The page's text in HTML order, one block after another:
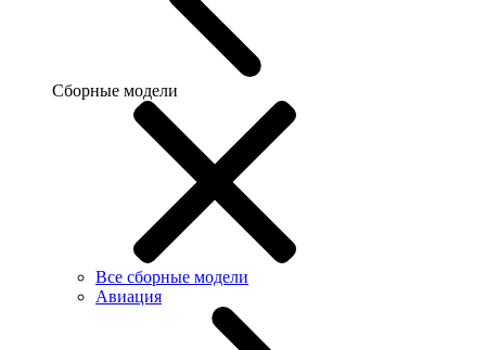
Сборные модели
Все сборные модели
Авиация